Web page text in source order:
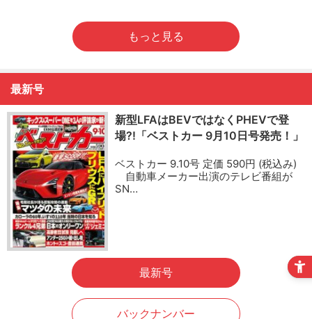
もっと見る
最新号
新型LFAはBEVではなくPHEVで登
場?!「ベストカー 9月10日号発売！」
ベストカー 9.10号 定価 590円 (税込み)
自動車メーカー出演のテレビ番組が
SN…
最新号
バックナンバー